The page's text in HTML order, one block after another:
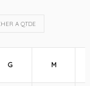
A QTDE
G M